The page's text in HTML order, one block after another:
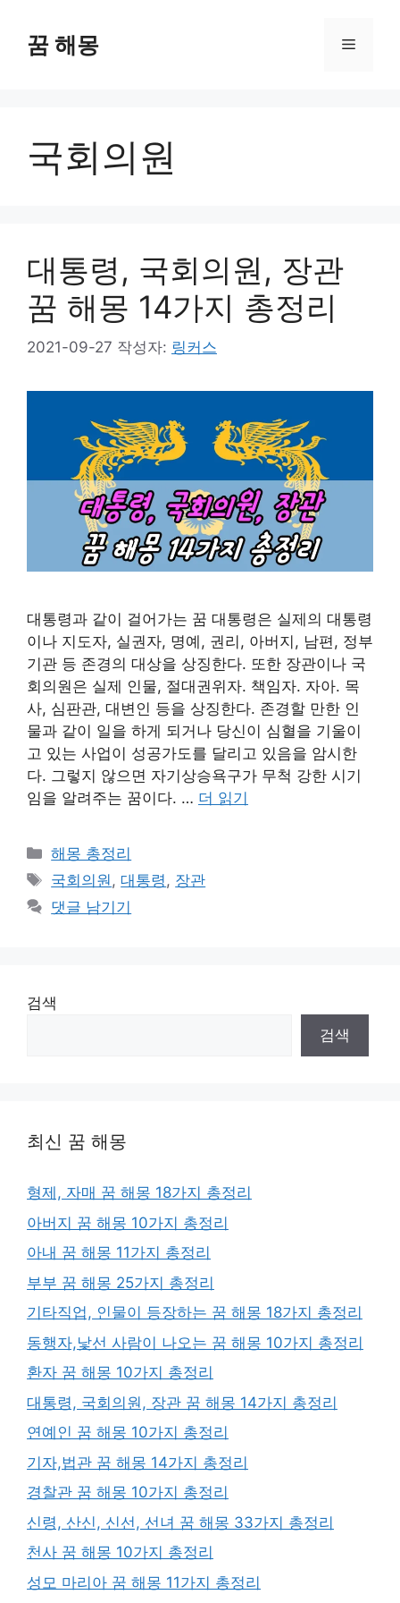
꿈 해몽 메
국회의원
대통령, 국회의원, 장관
꿈 해몽 14가지 총정리
2021-09-27 작성자: 링커스
대통령과 같이 걸어가는 꿈 대통령은 실제의 대통령
이나 지도자, 실권자, 명예, 권리, 아버지, 남편, 정부
기관 등 존경의 대상을 상징한다. 또한 장관이나 국
회의원은 실제 인물, 절대권위자. 책임자. 자아. 목
사, 심판관, 대변인 등을 상징한다. 존경할 만한 인
물과 같이 일을 하게 되거나 당신이 심혈을 기울이
고 있는 사업이 성공가도를 달리고 있음을 암시한
다. 그렇지 않으면 자기상승욕구가 무척 강한 시기
임을 알려주는 꿈이다. … 더 읽기
카
테
리
해몽 총정리
태
그
국회의원,대통령, 장관
댓글 남기기
검색
검색
최신 꿈 해몽
형제, 자매 꿈 해몽 18가지 총정리
아버지 꿈 해몽 10가지 총정리
아내 꿈 해몽 11가지 총정리
부부 꿈 해몽 25가지 총정리
기타직업, 인물이 등장하는 꿈 해몽 18가지 총정리
동행자,낯선 사람이 나오는 꿈 해몽 10가지 총정리
환자 꿈 해몽 10가지 총정리
대통령, 국회의원, 장관 꿈 해몽 14가지 총정리
연예인 꿈 해몽 10가지 총정리
기자,법관 꿈 해몽 14가지 총정리
경찰관 꿈 해몽 10가지 총정리
신령, 산신, 신선, 선녀 꿈 해몽 33가지 총정리
천사 꿈 해몽 10가지 총정리
성모 마리아 꿈 해몽 11가지 총정리